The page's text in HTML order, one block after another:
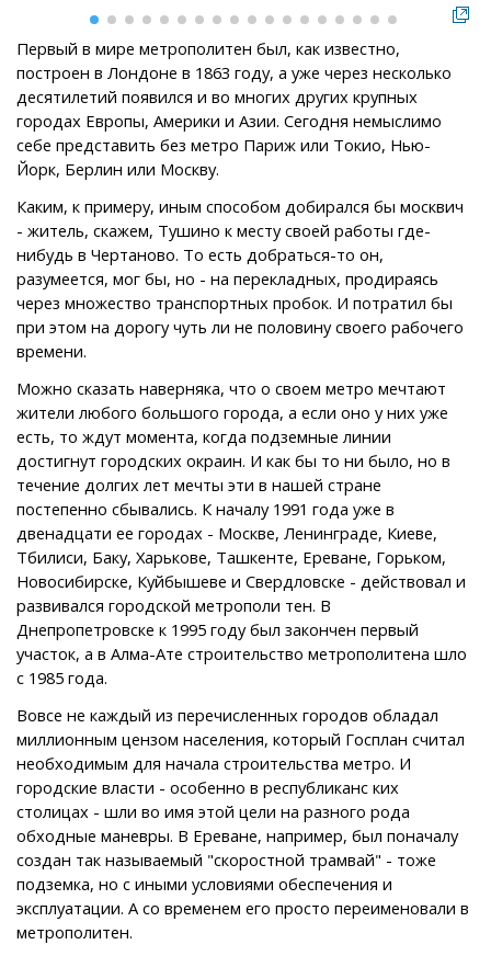
Первый в мире метрополитен был, как известно,
построен в Лондоне в 1863 году, а уже через несколько
десятилетий появился и во многих других крупных
городах Европы, Америки и Азии. Сегодня немыслимо
себе представить без метро Париж или Токио, Нью-
Йорк, Берлин или Москву.
Каким, к примеру, иным способом добирался бы москвич
- житель, скажем, Тушино к месту своей работы где-
нибудь в Чертаново. То есть добраться-то он,
разумеется, мог бы, но - на перекладных, продираясь
через множество транспортных пробок. И потратил бы
при этом на дорогу чуть ли не половину своего рабочего
времени.
Можно сказать наверняка, что о своем метро мечтают
жители любого большого города, а если оно у них уже
есть, то ждут момента, когда подземные линии
достигнут городских окраин. И как бы то ни было, но в
течение долгих лет мечты эти в нашей стране
постепенно сбывались. К началу 1991 года уже в
двенадцати ее городах - Москве, Ленинграде, Киеве,
Тбилиси, Баку, Харькове, Ташкенте, Ереване, Горьком,
Новосибирске, Куйбышеве и Свердловске - действовал и
развивался городской метрополи тен. В
Днепропетровске к 1995 году был закончен первый
участок, а в Алма-Ате строительство метрополитена шло
с 1985 года.
Вовсе не каждый из перечисленных городов обладал
миллионным цензом населения, который Госплан считал
необходимым для начала строительства метро. И
городские власти - особенно в республиканс ких
столицах - шли во имя этой цели на разного рода
обходные маневры. В Ереване, например, был поначалу
создан так называемый "скоростной трамвай" - тоже
подземка, но с иными условиями обеспечения и
эксплуатации. А со временем его просто переименовали в
метрополитен.